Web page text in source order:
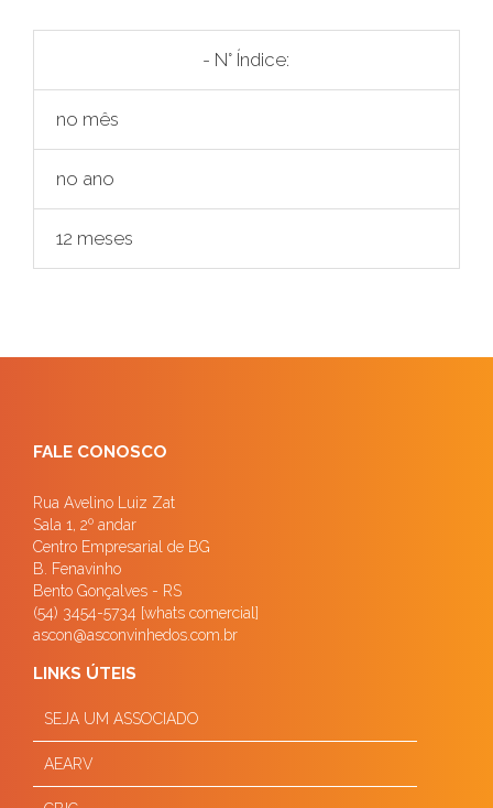
- N° Índice:
no mês
no ano
12 meses
FALE CONOSCO
Rua Avelino Luiz Zat
Sala 1, 2º andar
Centro Empresarial de BG
B. Fenavinho
Bento Gonçalves - RS
(54) 3454-5734 [whats comercial]
ascon@asconvinhedos.com.br
LINKS ÚTEIS
SEJA UM ASSOCIADO
AEARV